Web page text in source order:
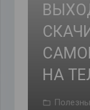
НА